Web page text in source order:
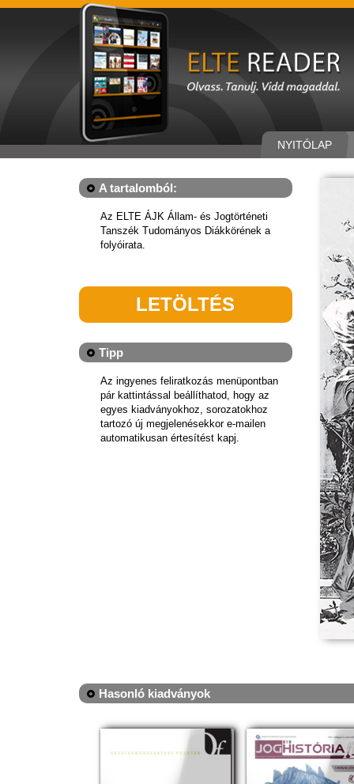
NYITÓLAP
A tartalomból:
Az ELTE ÁJK Állam- és Jogtörténeti
Tanszék Tudományos Diákkörének a
folyóirata.
LETÖLTÉS
Tipp
Az ingyenes feliratkozás menüpontban
pár kattintással beállíthatod, hogy az
egyes kiadványokhoz, sorozatokhoz
tartozó új megjelenésekkor e-mailen
automatikusan értesítést kapj.
Hasonló kiadványok